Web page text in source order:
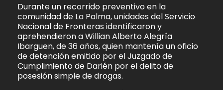
Durante un recorrido preventivo en la
comunidad de La Palma, unidades del Servicio
Nacional de Fronteras identificaron y
aprehendieron a Willian Alberto Alegría
Ibarguen, de 36 años, quien mantenía un oficio
de detención emitido por el Juzgado de
Cumplimiento de Darién por el delito de
posesión simple de drogas.